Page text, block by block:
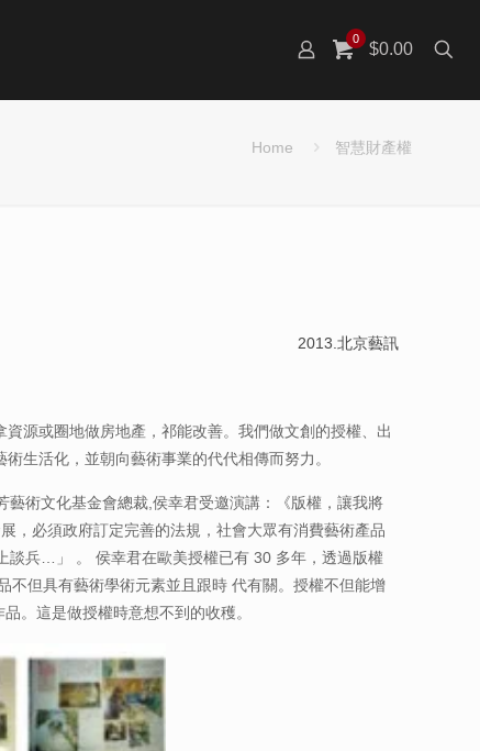
0
$0.00
Home 智慧財產權
2013.北京藝訊
源或圈地做房地產，祁能改善。我們做文創的授權、出
生活化，並朝向藝術事業的代代相傳而努力。
術文化基金會總裁,侯幸君受邀演講：《版權，讓我將
，必須政府訂定完善的法規，社會大眾有消費藝術產品
談兵…」 。 侯幸君在歐美授權已有 30 多年，透過版權
但具有藝術學術元素並且跟時 代有關。授權不但能增
。這是做授權時意想不到的收穫。